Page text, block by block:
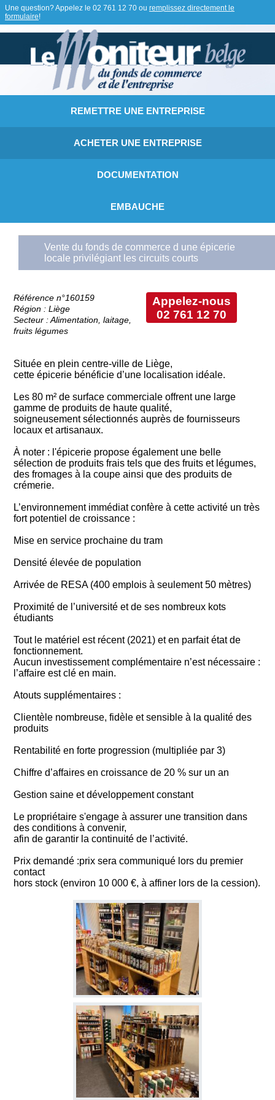
Une question? Appelez le 02 761 12 70 ou remplissez directement le
formulaire!
REMETTRE UNE ENTREPRISE
ACHETER UNE ENTREPRISE
DOCUMENTATION
EMBAUCHE
Vente du fonds de commerce d une épicerie
locale privilégiant les circuits courts
Appelez-nous
02 761 12 70
Référence n°160159
Région : Liège
Secteur : Alimentation, laitage,
fruits légumes
Située en plein centre-ville de Liège,
cette épicerie bénéficie d’une localisation idéale.
Les 80 m² de surface commerciale offrent une large
gamme de produits de haute qualité,
soigneusement sélectionnés auprès de fournisseurs
locaux et artisanaux.
À noter : l'épicerie propose également une belle
sélection de produits frais tels que des fruits et légumes,
des fromages à la coupe ainsi que des produits de
crémerie.
L’environnement immédiat confère à cette activité un très
fort potentiel de croissance :
Mise en service prochaine du tram
Densité élevée de population
Arrivée de RESA (400 emplois à seulement 50 mètres)
Proximité de l’université et de ses nombreux kots
étudiants
Tout le matériel est récent (2021) et en parfait état de
fonctionnement.
Aucun investissement complémentaire n’est nécessaire :
l’affaire est clé en main.
Atouts supplémentaires :
Clientèle nombreuse, fidèle et sensible à la qualité des
produits
Rentabilité en forte progression (multipliée par 3)
Chiffre d’affaires en croissance de 20 % sur un an
Gestion saine et développement constant
Le propriétaire s'engage à assurer une transition dans
des conditions à convenir,
afin de garantir la continuité de l’activité.
Prix demandé :prix sera communiqué lors du premier
contact
hors stock (environ 10 000 €, à affiner lors de la cession).